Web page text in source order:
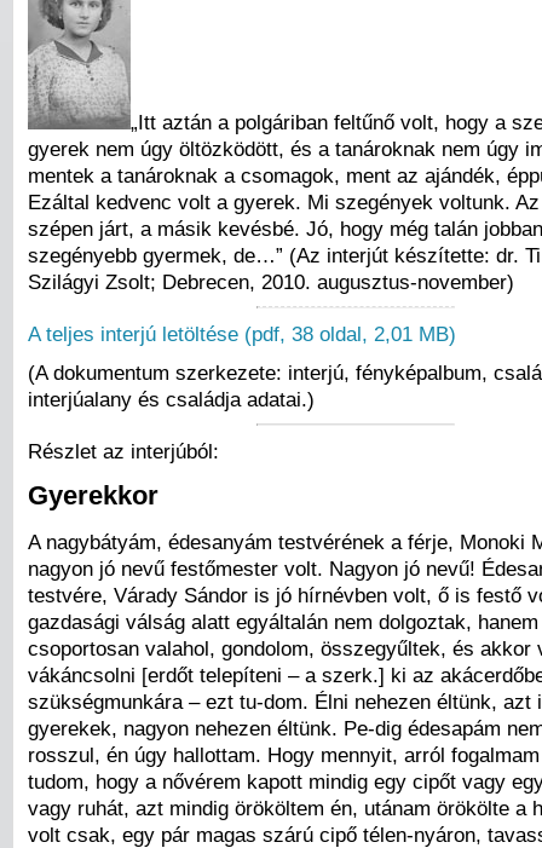
„Itt aztán a polgáriban feltűnő volt, hogy a
gyerek nem úgy öltözködött, és a tanároknak nem úgy
mentek a tanároknak a csomagok, ment az ajándék,
Ezáltal kedvenc volt a gyerek. Mi szegények voltunk.
szépen járt, a másik kevésbé. Jó, hogy még talán
szegényebb gyermek, de…” (Az interjút készítette: dr.
Szilágyi Zsolt; Debrecen, 2010. augusztus-november)
A teljes interjú letöltése (pdf, 38 oldal, 2,01 MB)
(A dokumentum szerkezete: interjú, fényképalbum,
interjúalany és családja adatai.)
Részlet az interjúból:
Gyerekkor
A nagybátyám, édesanyám testvérének a férje, Monoki
nagyon jó nevű festőmester volt. Nagyon jó nevű!
testvére, Várady Sándor is jó hírnévben volt, ő is festő
gazdasági válság alatt egyáltalán nem dolgoztak,
csoportosan valahol, gondolom, összegyűltek, és akkor
vákáncsolni [erdőt telepíteni – a szerk.] ki az
szükségmunkára – ezt tu-dom. Élni nehezen éltünk, azt
gyerekek, nagyon nehezen éltünk. Pe-dig édesapám
rosszul, én úgy hallottam. Hogy mennyit, arról
tudom, hogy a nővérem kapott mindig egy cipőt vagy
vagy ruhát, azt mindig örököltem én, utánam örökölte a
volt csak, egy pár magas szárú cipő télen-nyáron,